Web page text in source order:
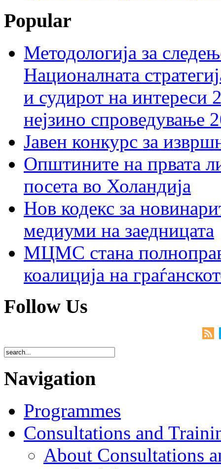
Popular
Методологија за
Националната
и судирот на интереси
нејзино спроведување
Јавен конкурс за
Општините на првата
посета во Холандија
Нов кодекс за
медиуми на заедницата
МЦМС стана
коалиција на
Follow Us
Navigation
Programmes
Consultations and
About Consultations